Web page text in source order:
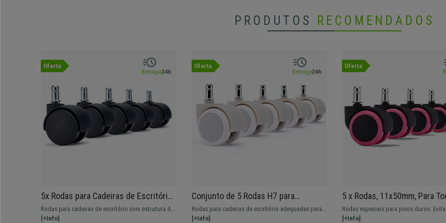
PRODUTOS RECOMENDADOS
Oferta
5x Rodas para Cadeiras de Escritório
SPIN 11x50 mm, Minimalistas e
Funcionais, Cor Preto
Rodas para cadeiras de escritório com estrutura de
dupla roda, garantindo uma distribuição de peso
[+Info]
Oferta
Conjunto de 5 Rodas H7 para
Cadeiras de Escritório, 11 x 50 mm,
Design Moderno, Cor Branco e
Rodas para cadeiras de escritório adequadas para
parquet, pavimentos laminados e cerâmicos,
[+Info]
Oferta
5 x Rodas, 11x50mm, Para
Pavimentos, Resistência
Rosa
Rodas especiais para pisos duros.
o seu piso devido a estarem revestidas
[+Info]